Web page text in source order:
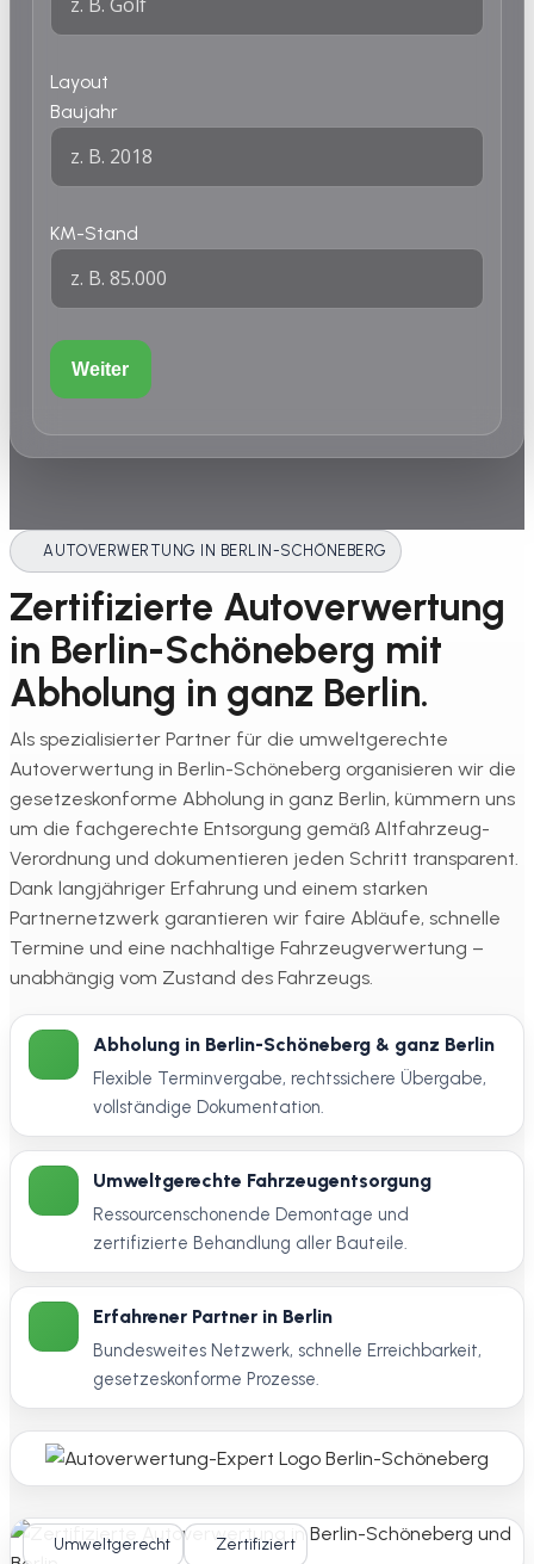
Layout
Baujahr
KM-Stand
Weiter
AUTOVERWERTUNG IN BERLIN-SCHÖNEBERG
Zertifizierte Autoverwertung
in Berlin-Schöneberg mit
Abholung in ganz Berlin.
Als spezialisierter Partner für die umweltgerechte
Autoverwertung in Berlin-Schöneberg organisieren wir die
gesetzeskonforme Abholung in ganz Berlin, kümmern uns
um die fachgerechte Entsorgung gemäß Altfahrzeug-
Verordnung und dokumentieren jeden Schritt transparent.
Dank langjähriger Erfahrung und einem starken
Partnernetzwerk garantieren wir faire Abläufe, schnelle
Termine und eine nachhaltige Fahrzeugverwertung –
unabhängig vom Zustand des Fahrzeugs.
Abholung in Berlin-Schöneberg & ganz Berlin
Flexible Terminvergabe, rechtssichere Übergabe,
vollständige Dokumentation.
Umweltgerechte Fahrzeugentsorgung
Ressourcenschonende Demontage und
zertifizierte Behandlung aller Bauteile.
Erfahrener Partner in Berlin
Bundesweites Netzwerk, schnelle Erreichbarkeit,
gesetzeskonforme Prozesse.
Umweltgerecht Zertifiziert